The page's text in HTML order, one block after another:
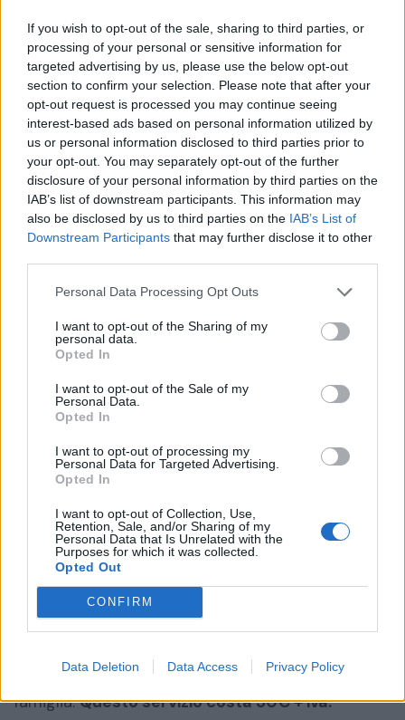
If you wish to opt-out of the sale, sharing to third parties, or
processing of your personal or sensitive information for
targeted advertising by us, please use the below opt-out
section to confirm your selection. Please note that after your
opt-out request is processed you may continue seeing
interest-based ads based on personal information utilized by
us or personal information disclosed to third parties prior to
your opt-out. You may separately opt-out of the further
disclosure of your personal information by third parties on the
IAB’s list of downstream participants. This information may
also be disclosed by us to third parties on the IAB’s List of
Downstream Participants that may further disclose it to other
Personal Data Processing Opt Outs
I want to opt-out of the Sharing of my
personal data.
Opted In
I want to opt-out of the Sale of my
Personal Data.
Opted In
I want to opt-out of processing my
Personal Data for Targeted Advertising.
Opted In
I want to opt-out of Collection, Use,
Retention, Sale, and/or Sharing of my
Personal Data that Is Unrelated with the
Purposes for which it was collected.
Opted Out
CONFIRM
Data Deletion Data Access Privacy Policy
inserisci partecipazione condividi
S. Rosario
15/05/2026 ore 14:30
in Chiesa prima del funerale
Data del Funerale
15/05/2026
15:00
BRENNO USERIA AD ARCISATE
Luogo di Sepoltura
Cimitero di Brenno Useria ad Arcisate
Annuncio inserito da:
Onoranze Funebri Gallio
0332 203133
Firmato:
ONORANZE FUNEBRI GALLIO Induno Olona - Arcisate
0332/203133
famiglia.Questo servizio costa 30€ + iva.